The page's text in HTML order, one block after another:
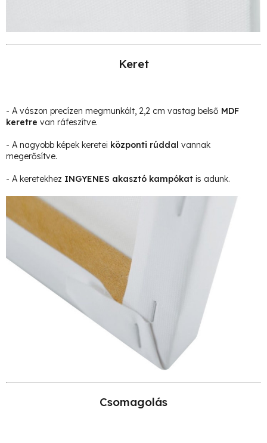
Keret
- A vászon precízen megmunkált, 2,2 cm vastag belső MDF
keretre van ráfeszítve.
- A nagyobb képek keretei központi rúddal vannak
megerősítve.
- A keretekhez INGYENES akasztó kampókat is adunk.
Csomagolás